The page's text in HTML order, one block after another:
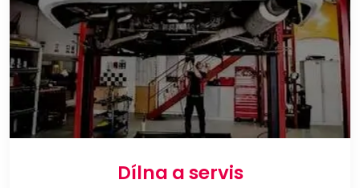
Dílna a servis